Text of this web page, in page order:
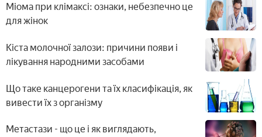
Міома при клімаксі: ознаки, небезпечно це
для жінок
Кіста молочної залози: причини появи і
лікування народними засобами
Що таке канцерогени та їх класифікація, як
вивести їх з організму
Метастази - що це і як виглядають,